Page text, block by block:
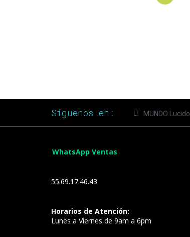
Síguenos en: MUNDO Lucido
WhatsApp Ventas
55.69.17.46.43
Horarios de Atención:
Lunes a Viernes de 9am a 6pm